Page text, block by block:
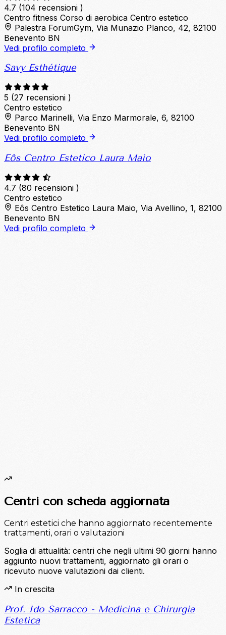
4.7 (104 recensioni )
Centro fitness Corso di aerobica Centro estetico
Palestra ForumGym, Via Munazio Planco, 42, 82100
Benevento BN
Vedi profilo completo
Savy Esthétique
5 (27 recensioni )
Centro estetico
Parco Marinelli, Via Enzo Marmorale, 6, 82100
Benevento BN
Vedi profilo completo
Eôs Centro Estetico Laura Maio
4.7 (80 recensioni )
Centro estetico
Eôs Centro Estetico Laura Maio, Via Avellino, 1, 82100
Benevento BN
Vedi profilo completo
Centri con scheda aggiornata
Centri estetici che hanno aggiornato recentemente
trattamenti, orari o valutazioni
Soglia di attualità: centri che negli ultimi 90 giorni hanno
aggiunto nuovi trattamenti, aggiornato gli orari o
ricevuto nuove valutazioni dai clienti.
In crescita
Prof. Ido Sarracco - Medicina e Chirurgia
Estetica